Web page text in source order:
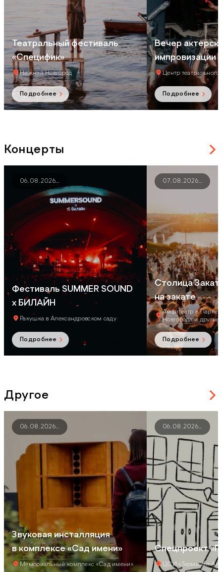
Театральный фестиваль
«Специфик»
Нижний Новгород
Подробнее
Вечер
импровизации
Центр
Подробнее
Концерты
06.08.2026…
Фестиваль SUMMER SOUND
х БИЛАЙН
Ракушка в Александровском саду
Подробнее
07.08.2026…
Столица
на закате
Амфитеатр в Парке
Новгорода и другие
Подробнее
Другое
06.08.2026…
Звуковая инсталляция
в комплексе «Сад имени»
Мемориальный комплекс «Сад имени»
06.08.2026…
Спецпроект
ЦСИ «Терминал А»